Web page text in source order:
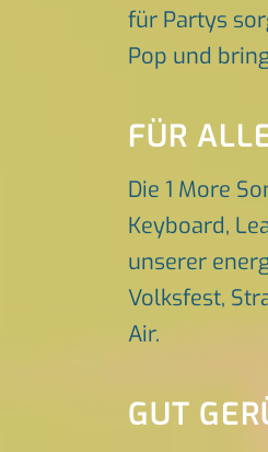
für Partys
Pop und
FÜR
Die 1 More
Keyboard,
unserer
Volksfest,
Air.
GUT